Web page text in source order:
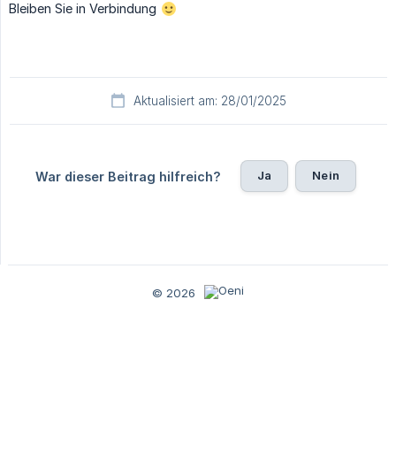
Bleiben Sie in Verbindung
Aktualisiert am: 28/01/2025
War dieser Beitrag hilfreich? Ja Nein
© 2026